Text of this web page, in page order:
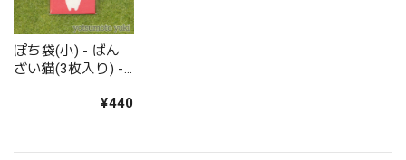
ぽち袋(小) - ばん
ざい猫(3枚入り) -
¥440